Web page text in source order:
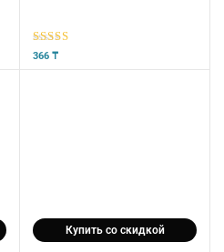
5из 5
366 ₸
Купить со скидкой